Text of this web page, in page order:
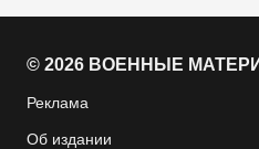
© 2026 ВОЕННЫЕ
Реклама
Об издании